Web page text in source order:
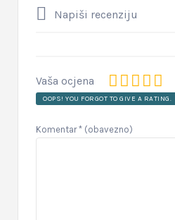
Napiši recenziju
Vaša ocjena
OOPS! YOU FORGOT TO GIVE A RATING.
Komentar* (obavezno)